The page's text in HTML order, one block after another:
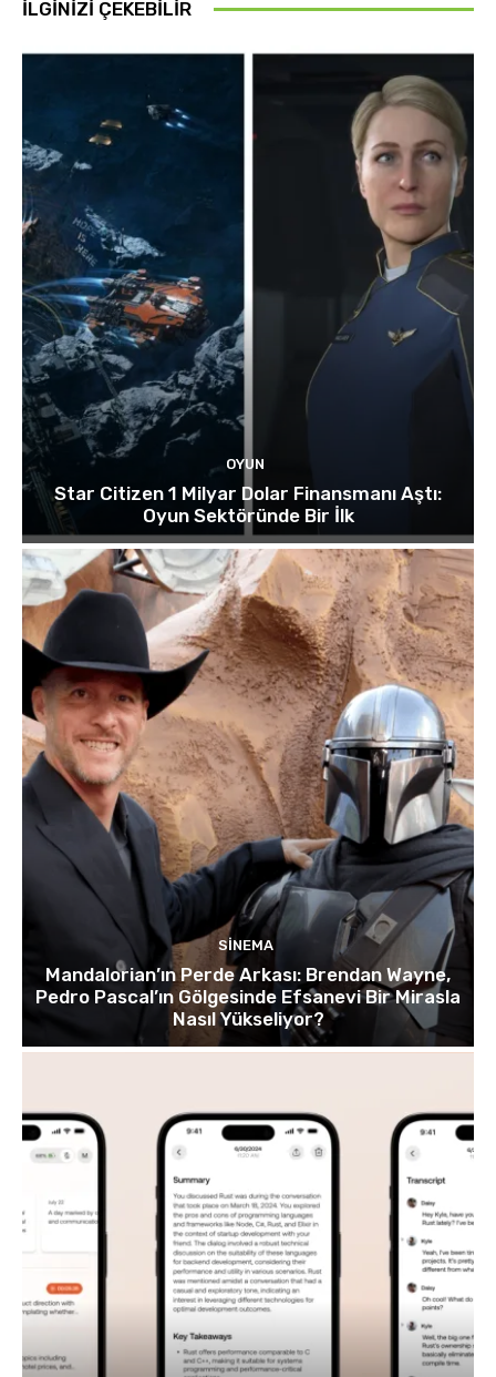
İLGINIZI ÇEKEBILIR
OYUN
Star Citizen 1 Milyar Dolar Finansmanı Aştı:
Oyun Sektöründe Bir İlk
SINEMA
Mandalorian’ın Perde Arkası: Brendan Wayne,
Pedro Pascal’ın Gölgesinde Efsanevi Bir Mirasla
Nasıl Yükseliyor?